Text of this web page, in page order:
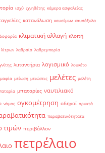
ισχύ ιχνηθέτης κάμερα ασφαλείας
κατανάλωση καυσίμων καυσόξυλα
κλιματική αλλαγή κλοπή
λίτρων λαθραία λαθρεμπορία
λιπαντήρια λογισμικό λουκέτο
μαφία μείωση μειώσεις μελέτες μελέτη
μπαταρίες ναυτιλιακό
νόμος ογκομέτρηση οδηγοί ορυκτά
παραβατικότητατα
τιμών περιβάλλον
πετρέλαιο